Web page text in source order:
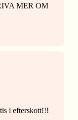
MER OM
i efterskott!!!